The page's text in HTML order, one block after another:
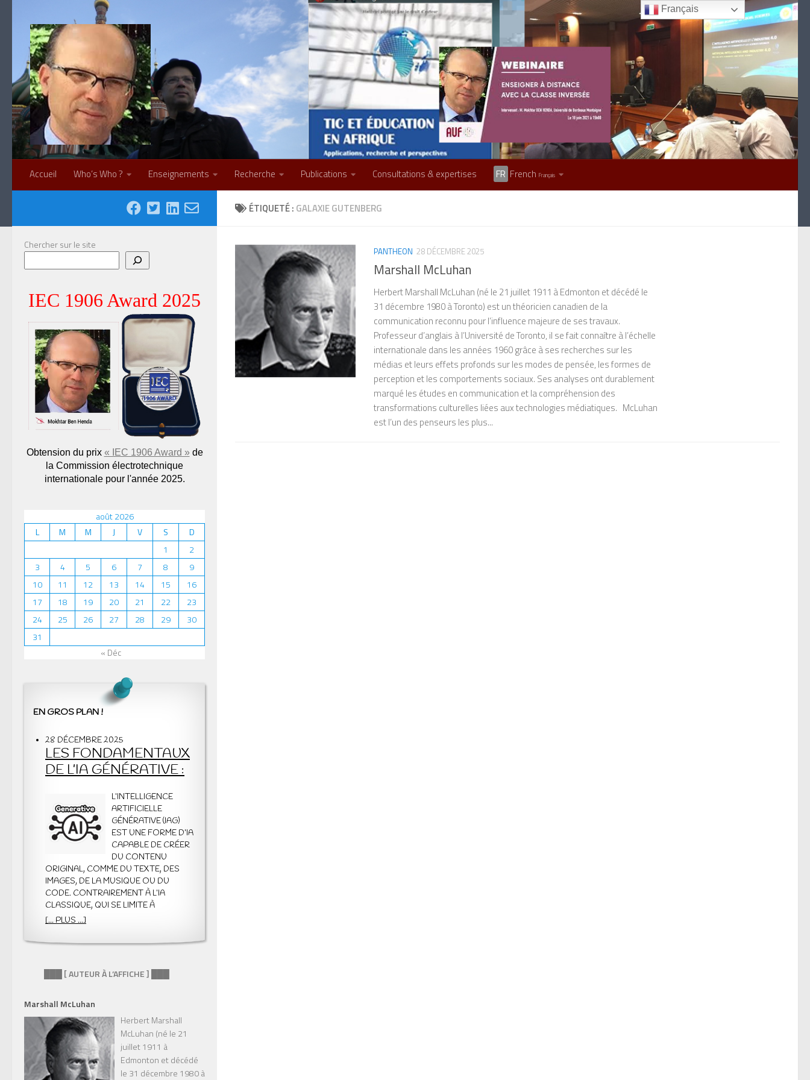
Skip to content
Accueil Who’s Who ? Enseignements Recherche Publications Consultations & expertises FR French Français
ÉTIQUETÉ : GALAXIE GUTENBERG
PANTHEON 28 DÉCEMBRE 2025
Marshall McLuhan
Herbert Marshall McLuhan (né le 21 juillet 1911 à Edmonton et décédé le
31 décembre 1980 à Toronto) est un théoricien canadien de la
communication reconnu pour l’influence majeure de ses travaux.
Professeur d’anglais à l’Université de Toronto, il se fait connaître à l’échelle
internationale dans les années 1960 grâce à ses recherches sur les
médias et leurs effets profonds sur les modes de pensée, les formes de
perception et les comportements sociaux. Ses analyses ont durablement
marqué les études en communication et la compréhension des
transformations culturelles liées aux technologies médiatiques. McLuhan
est l’un des penseurs les plus...
Chercher sur le site
IEC 1906 Award 2025
Obtension du prix « IEC 1906 Award »de
la Commission électrotechnique
internationale pour l'année 2025.
août 2026
L
M M J V S
D
1
2
3
4 5 6 7 8
9
10
11 12 13 14 15
16
17
18 19 20 21 22
23
24
25 26 27 28 29
30
31
« Déc
EN GROS PLAN !
28 DÉCEMBRE 2025
LES FONDAMENTAUX
DE L’IA GÉNÉRATIVE :
L’INTELLIGENCE
ARTIFICIELLE
GÉNÉRATIVE (IAG)
EST UNE FORME D’IA
CAPABLE DE CRÉER
DU CONTENU
ORIGINAL, COMME DU TEXTE, DES
IMAGES, DE LA MUSIQUE OU DU
CODE. CONTRAIREMENT À L’IA
CLASSIQUE, QUI SE LIMITE À
ANALYSER, CLASSIFIER OU PRÉDIRE
QUELQUE CHOSE DE NOUVEAU À
L’IA PRÉDICTIVE, QUI ANTICIPE DES
ÉVÉNEMENTS FUTURS, SANS
PAR EXEMPLE, UNE IA PRÉDICTIVE
PEUT RECOMMANDER UN FILM,
TANDIS QU’UNE IAG PEUT ÉCRIRE UNE
CRITIQUE ORIGINALE OU GÉNÉRER
UNE ILLUSTRATION INSPIRÉE DE CE
[... PLUS ...]
███ [ AUTEUR À L’AFFICHE ] ███
Marshall McLuhan
Herbert Marshall
McLuhan (né le 21
juillet 1911 à
Edmonton et décédé
le 31 décembre 1980 à
Français